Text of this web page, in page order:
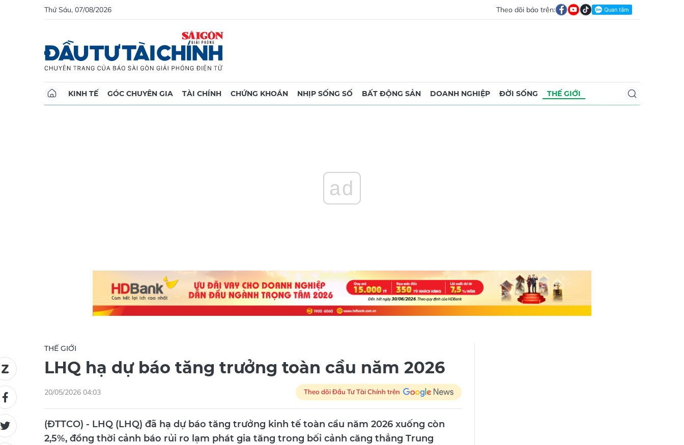
Thứ Sáu, 07/08/2026 Theo dõi báo trên:
KINH TẾ GÓC CHUYÊN GIA TÀI CHÍNH CHỨNG KHOÁN NHỊP SỐNG SỐ BẤT ĐỘNG SẢN DOANH NGHIỆP ĐỜI SỐNG THẾ GIỚI
ad
THẾ GIỚI
LHQ hạ dự báo tăng trưởng toàn cầu năm 2026
20/05/2026 04:03 Theo dõi Đầu Tư Tài Chính trên
(ĐTTCO) - LHQ (LHQ) đã hạ dự báo tăng trưởng kinh tế toàn cầu năm 2026 xuống còn
2,5%, đồng thời cảnh báo rủi ro lạm phát gia tăng trong bối cảnh căng thẳng Trung